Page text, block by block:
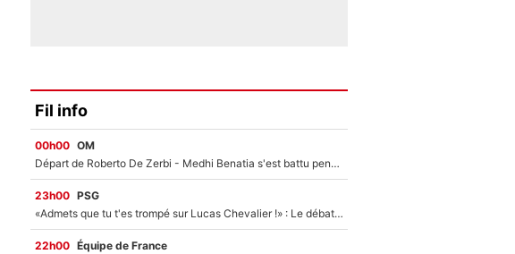
Fil info
00h00 OM
Départ de Roberto De Zerbi - Medhi Benatia s'est battu pendant six mois pour le retenir à l'OM, le PSG a été le naufrage de trop : «Je pars avec toi»
23h00 PSG
«Admets que tu t'es trompé sur Lucas Chevalier !» : Le débat sur le gardien du PSG vire au clash à l'After Foot
22h00 Équipe de France